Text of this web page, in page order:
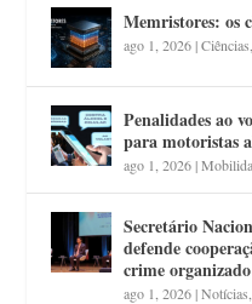
Memristores: os
ago 1, 2026|Ciências
Penalidades ao
para motoristas
ago 1, 2026|
Secretário
defende
crime organizado
ago 1, 2026|Notícias